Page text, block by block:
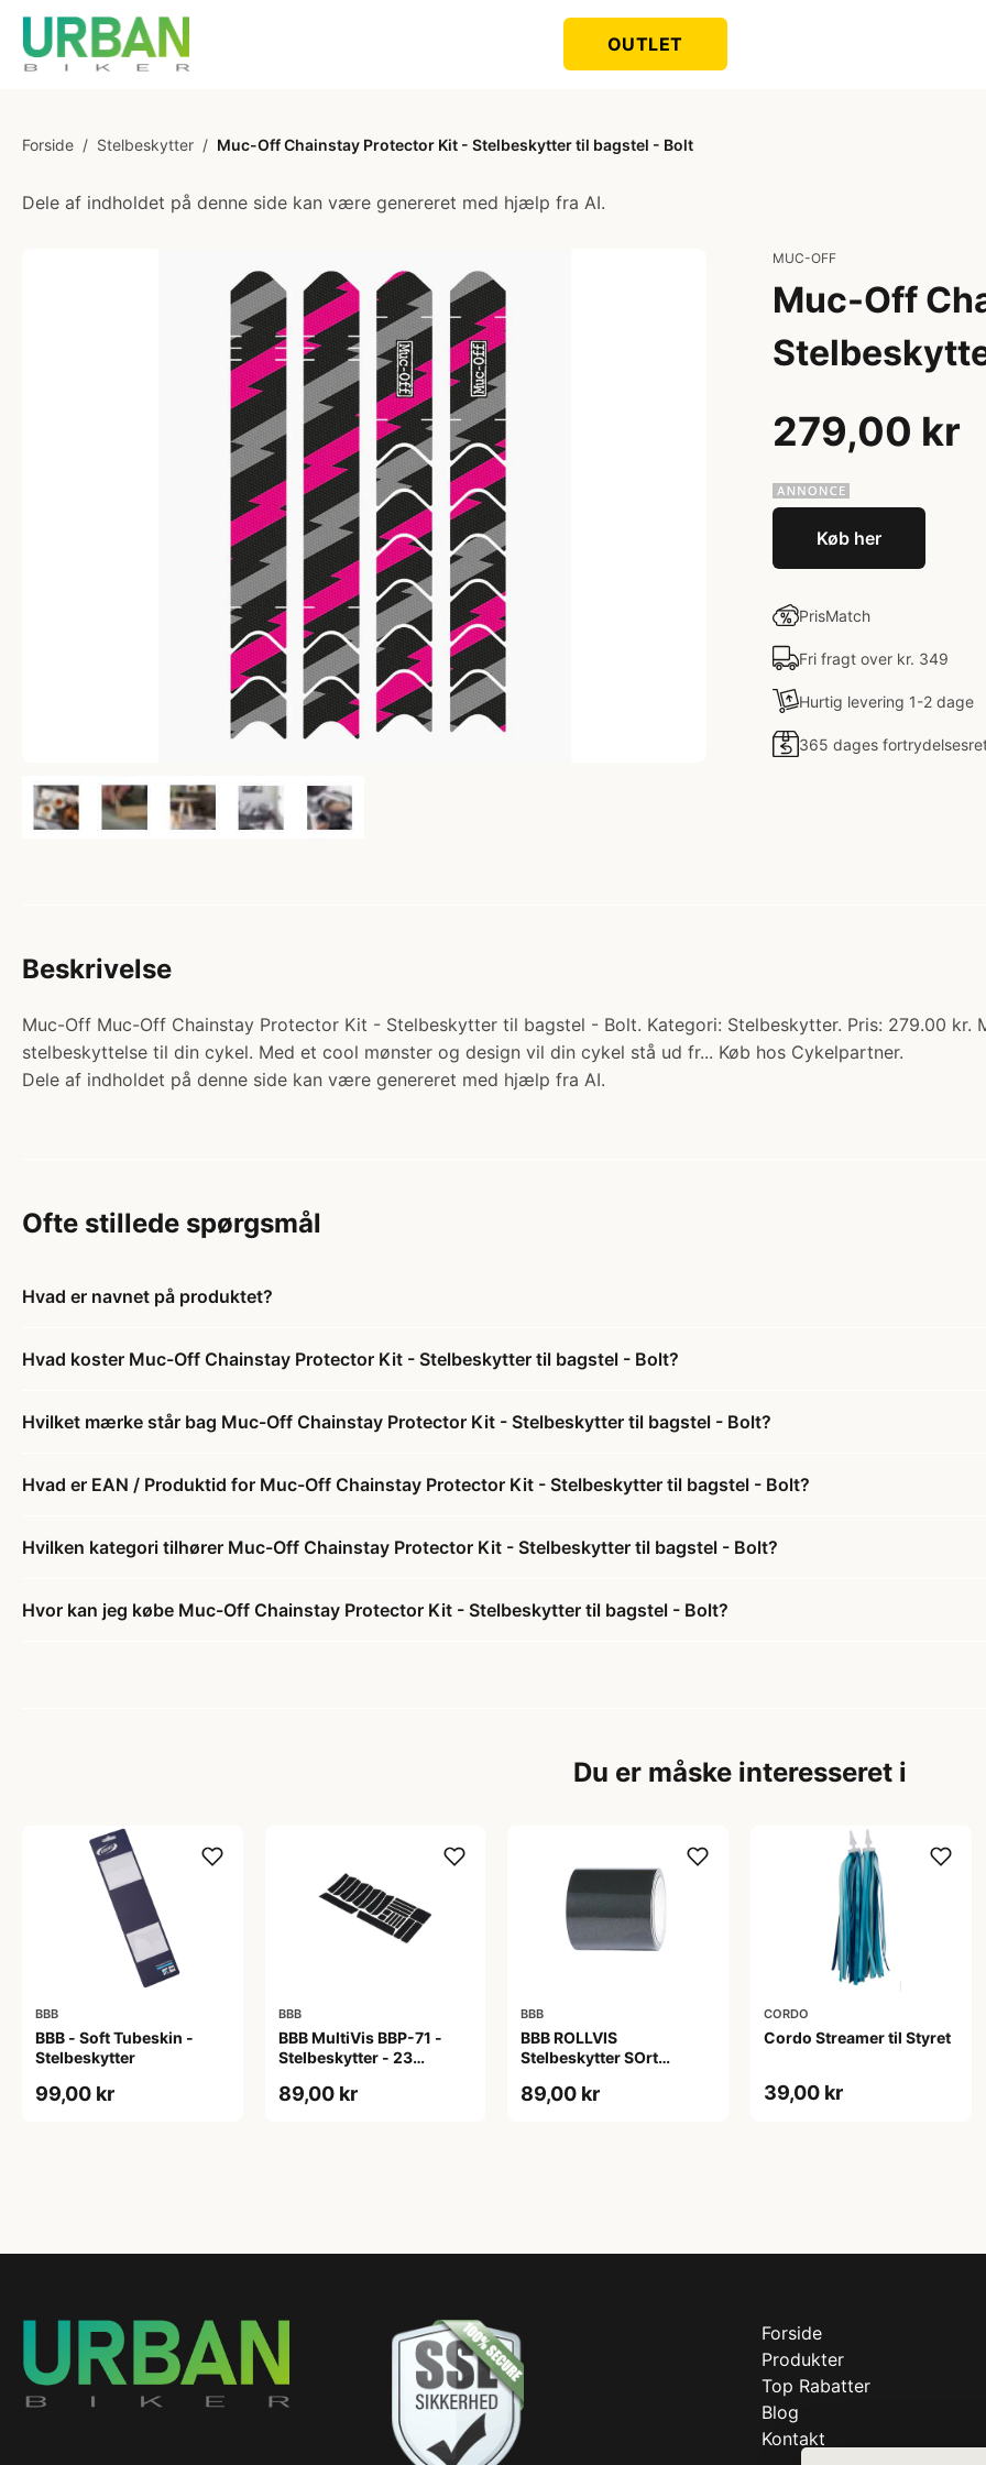
OUTLET
Forside / Stelbeskytter / Muc-Off Chainstay Protector Kit - Stelbeskytter til bagstel - Bolt
Dele af indholdet på denne side kan være genereret med hjælp fra AI.
MUC-OFF
Muc-Off
279,00 kr
Køb her
PrisMatch
Fri fragt over kr. 349
Hurtig levering 1-2 dage
365 dages
Beskrivelse
Muc-Off Muc-Off Chainstay Protector Kit - Stelbeskytter til bagstel - Bolt. Kategori: Stelbeskytter. Pris: 279.00
stelbeskyttelse til din cykel. Med et cool mønster og design vil din cykel stå ud fr... Køb hos Cykelpartner.
Dele af indholdet på denne side kan være genereret med hjælp fra AI.
Ofte stillede spørgsmål
Hvad er navnet på produktet?
Hvad koster Muc-Off Chainstay Protector Kit - Stelbeskytter til bagstel - Bolt?
Hvilket mærke står bag Muc-Off Chainstay Protector Kit - Stelbeskytter til bagstel - Bolt?
Hvad er EAN / Produktid for Muc-Off Chainstay Protector Kit - Stelbeskytter til bagstel - Bolt?
Hvilken kategori tilhører Muc-Off Chainstay Protector Kit - Stelbeskytter til bagstel - Bolt?
Hvor kan jeg købe Muc-Off Chainstay Protector Kit - Stelbeskytter til bagstel - Bolt?
Du er måske interesseret i
BBB
BBB - Soft Tubeskin -
Stelbeskytter
99,00 kr
BBB
BBB MultiVis BBP-71 -
Stelbeskytter - 23
Sort
89,00 kr
BBB
BBB ROLLVIS
Stelbeskytter SOrt
89,00 kr
CORDO
Cordo Streamer til Styret
39,00 kr
Forside
Produkter
Top Rabatter
Blog
Kontakt